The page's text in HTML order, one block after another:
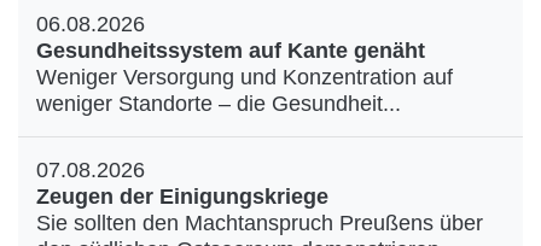
06.08.2026
Gesundheitssystem auf Kante genäht
Weniger Versorgung und Konzentration auf
weniger Standorte – die Gesundheit...
07.08.2026
Zeugen der Einigungskriege
Sie sollten den Machtanspruch Preußens über